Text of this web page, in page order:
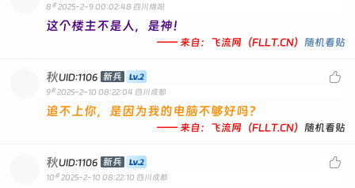
8 # 2025-2-9 00:02:48 四川绵阳
这个楼主不是人，是神！
—— 来自：飞流网（FLLT.CN） 随机看贴

秋UID:1106 新兵
9# 2025-2-10 08:22:04 四川成都
追不上你，是因为我的电脑不够好吗？
—— 来自：飞流网（FLLT.CN） 随机看贴

秋UID:1106 新兵
10 # 2025-2-10 08:22:10 四川成都